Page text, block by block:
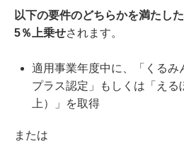
以下の要件のどちらかを満たし
5％上乗せされます。
適用事業年度中に、「くるみ
プラス認定」もしくは「える
上）」を取得
または